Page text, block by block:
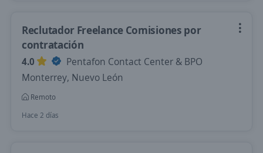
Reclutador Freelance Comisiones por
contratación
4.0
Pentafon Contact Center & BPO
Monterrey, Nuevo León
Remoto
Hace 2 días